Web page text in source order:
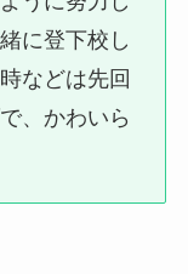
に登下校し
などは先回
、かわいら